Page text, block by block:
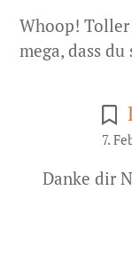
Whoop!
mega, dass
7.
Danke dir